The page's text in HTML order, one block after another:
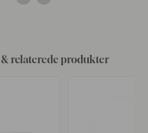
relaterede produkter